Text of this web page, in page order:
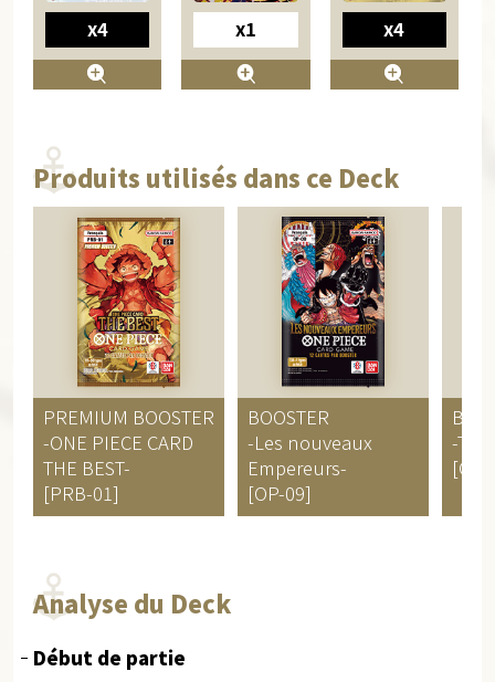
x4 x1 x4
Produits utilisés dans ce Deck
PREMIUM BOOSTER
-ONE PIECE CARD
THE BEST-
[PRB-01]
BOOSTER
-Les nouveaux
Empereurs-
[OP-09]
-
Analyse du Deck
Début de partie